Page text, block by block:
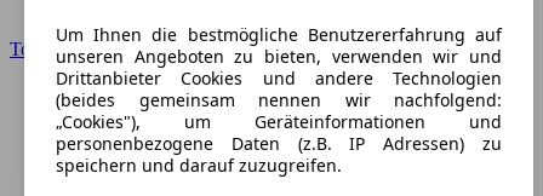
Toyota
Um Ihnen die bestmögliche Benutzererfahrung auf
unseren Angeboten zu bieten, verwenden wir und
Drittanbieter Cookies und andere Technologien
(beides gemeinsam nennen wir nachfolgend:
„Cookies"), um Geräteinformationen und
personenbezogene Daten (z.B. IP Adressen) zu
speichern und darauf zuzugreifen.